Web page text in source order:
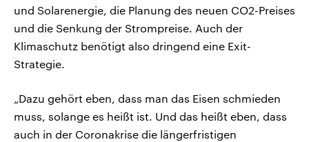
und Solarenergie, die Planung des neuen CO2-Preises
und die Senkung der Strompreise. Auch der
Klimaschutz benötigt also dringend eine Exit-
Strategie.
„Dazu gehört eben, dass man das Eisen schmieden
muss, solange es heißt ist. Und das heißt eben, dass
auch in der Coronakrise die längerfristigen